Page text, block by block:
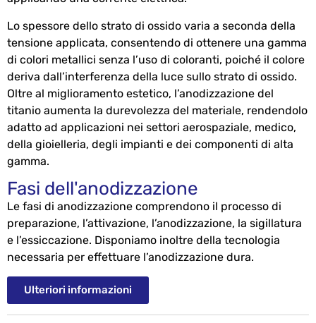
Lo spessore dello strato di ossido varia a seconda della
tensione applicata, consentendo di ottenere una gamma
di colori metallici senza l’uso di coloranti, poiché il colore
deriva dall’interferenza della luce sullo strato di ossido.
Oltre al miglioramento estetico, l’anodizzazione del
titanio aumenta la durevolezza del materiale, rendendolo
adatto ad applicazioni nei settori aerospaziale, medico,
della gioielleria, degli impianti e dei componenti di alta
gamma.
Fasi dell'anodizzazione
Le fasi di anodizzazione comprendono il processo di
preparazione, l’attivazione, l’anodizzazione, la sigillatura
e l’essiccazione. Disponiamo inoltre della tecnologia
necessaria per effettuare l’anodizzazione dura.
Ulteriori informazioni